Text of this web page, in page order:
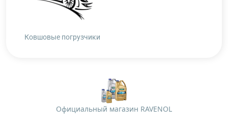
Ковшовые погрузчики
Официальный магазин RAVENOL